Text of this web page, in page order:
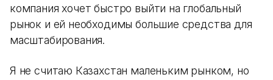
компания хочет быстро выйти на глобальный
рынок и ей необходимы большие средства для
масштабирования.
Я не считаю Казахстан маленьким рынком, но